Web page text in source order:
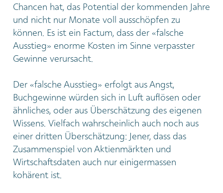
Chancen hat, das Potential der kommenden Jahre
und nicht nur Monate voll ausschöpfen zu
können. Es ist ein Factum, dass der «falsche
Ausstieg» enorme Kosten im Sinne verpasster
Gewinne verursacht.
Der «falsche Ausstieg» erfolgt aus Angst,
Buchgewinne würden sich in Luft auflösen oder
ähnliches, oder aus Überschätzung des eigenen
Wissens. Vielfach wahrscheinlich auch noch aus
einer dritten Überschätzung: Jener, dass das
Zusammenspiel von Aktienmärkten und
Wirtschaftsdaten auch nur einigermassen
kohärent ist.